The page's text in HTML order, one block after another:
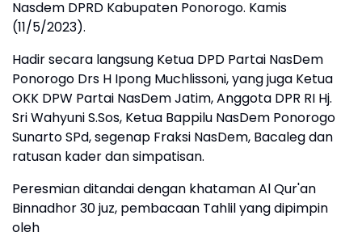
Nasdem DPRD Kabupaten Ponorogo. Kamis
(11/5/2023).
Hadir secara langsung Ketua DPD Partai NasDem
Ponorogo Drs H Ipong Muchlissoni, yang juga Ketua
OKK DPW Partai NasDem Jatim, Anggota DPR RI Hj.
Sri Wahyuni S.Sos, Ketua Bappilu NasDem Ponorogo
Sunarto SPd, segenap Fraksi NasDem, Bacaleg dan
ratusan kader dan simpatisan.
Peresmian ditandai dengan khataman Al Qur'an
Binnadhor 30 juz, pembacaan Tahlil yang dipimpin
oleh